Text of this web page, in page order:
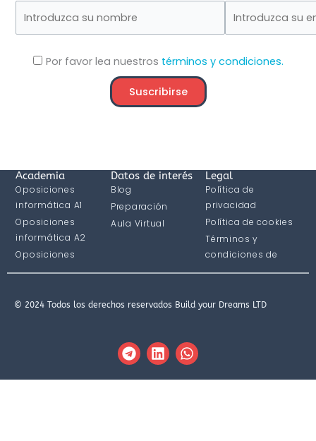
Por favor lea nuestros términos y condiciones.
Academia
Oposiciones
informática A1
Oposiciones
informática A2
Oposiciones
informática C1
Datos de interés
Blog
Preparación
Aula Virtual
Legal
Política de
privacidad
Política de cookies
Términos y
condiciones de
compra
© 2024 Todos los derechos reservados Build your Dreams LTD
T
e
l
L
i
n
W
h
a